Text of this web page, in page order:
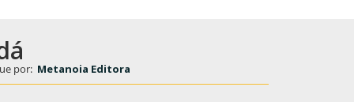
por: Metanoia Editora